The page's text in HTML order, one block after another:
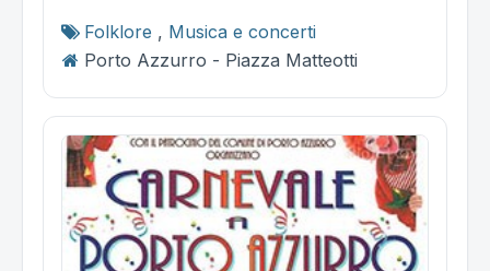
Folklore , Musica e concerti
Porto Azzurro - Piazza Matteotti